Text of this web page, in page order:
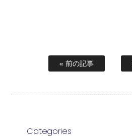
« 前の記事
Categories